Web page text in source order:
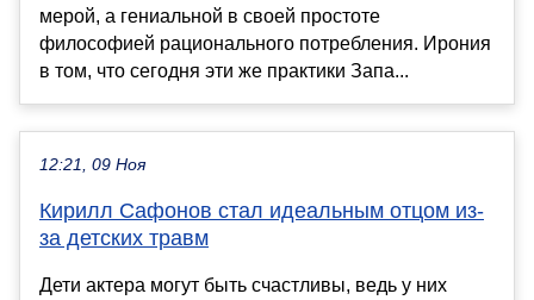
мерой, а гениальной в своей простоте
философией рационального потребления. Ирония
в том, что сегодня эти же практики Запа...
12:21, 09 Ноя
Кирилл Сафонов стал идеальным отцом из-
за детских травм
Дети актера могут быть счастливы, ведь у них